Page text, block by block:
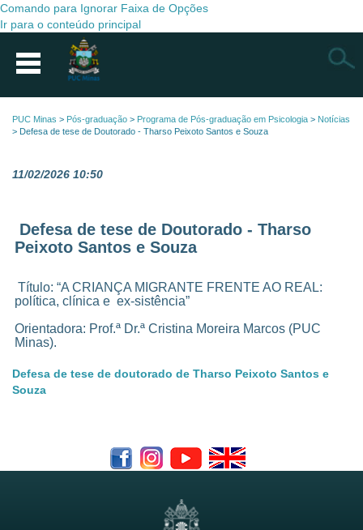
Comando para Ignorar Faixa de Opções
Ir para o conteúdo principal
PUC Minas > Pós-graduação > Programa de Pós-graduação em Psicologia > Notícias
> Defesa de tese de Doutorado - Tharso Peixoto Santos e Souza
11/02/2026 10:50
Defesa de tese de Doutorado - Tharso
Peixoto Santos e Souza
Título: “A CRIANÇA MIGRANTE FRENTE AO REAL:
política, clínica e ex-sistência”
Orientadora: Prof.ª Dr.ª Cristina Moreira Marcos (PUC
Minas).
Defesa de tese de doutorado de Tharso Peixoto Santos e
Souza